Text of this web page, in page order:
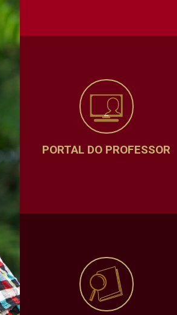
PORTAL DO PROFESSOR